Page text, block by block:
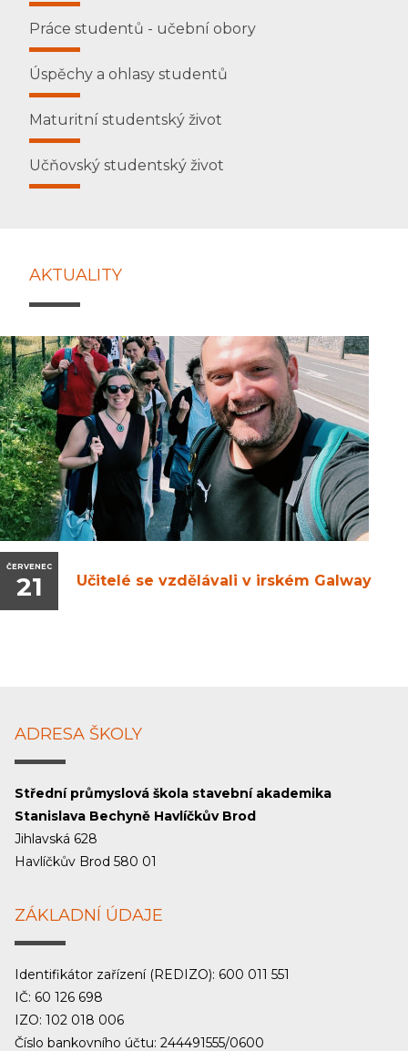
Práce studentů - učební obory
Úspěchy a ohlasy studentů
Maturitní studentský život
Učňovský studentský život
AKTUALITY
ČERVENEC
21 Učitelé se vzdělávali v irském Galway
ADRESA ŠKOLY
Střední průmyslová škola stavební akademika
Stanislava Bechyně Havlíčkův Brod
Jihlavská 628
Havlíčkův Brod 580 01
ZÁKLADNÍ ÚDAJE
Identifikátor zařízení (REDIZO): 600 011 551
IČ: 60 126 698
IZO: 102 018 006
Číslo bankovního účtu: 244491555/0600